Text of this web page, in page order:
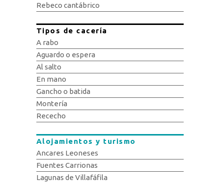
Rebeco cantábrico
Tipos de cacería
A rabo
Aguardo o espera
Al salto
En mano
Gancho o batida
Montería
Rececho
Alojamientos y turismo
Ancares Leoneses
Fuentes Carrionas
Lagunas de Villafáfila